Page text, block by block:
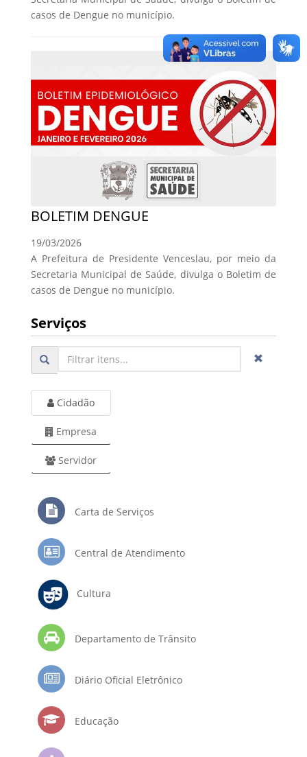
casos de Dengue no município.
BOLETIM DENGUE
19/03/2026
A Prefeitura de Presidente Venceslau, por meio da
Secretaria Municipal de Saúde, divulga o Boletim de
casos de Dengue no município.
Serviços
Cidadão
Empresa
Servidor
Carta de Serviços
Central de Atendimento
Cultura
Departamento de Trânsito
Diário Oficial Eletrônico
Educação